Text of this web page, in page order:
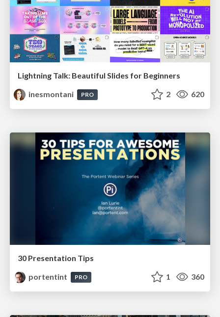
Lightning Talk: Beautiful Slides for Beginners
inesmontani
PRO 2 620
30 Presentation Tips
portentint
PRO 1 360